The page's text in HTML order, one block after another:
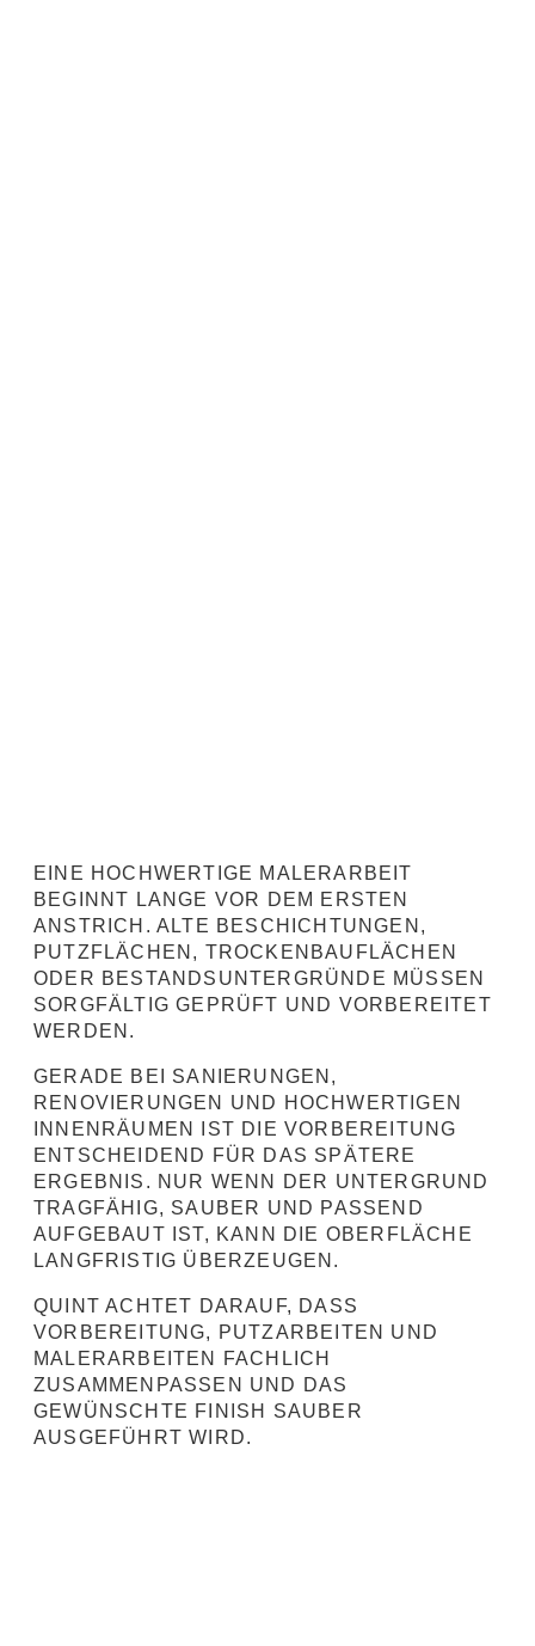
EINE HOCHWERTIGE MALERARBEIT
BEGINNT LANGE VOR DEM ERSTEN
ANSTRICH. ALTE BESCHICHTUNGEN,
PUTZFLÄCHEN, TROCKENBAUFLÄCHEN
ODER BESTANDSUNTERGRÜNDE MÜSSEN
SORGFÄLTIG GEPRÜFT UND VORBEREITET
WERDEN.
GERADE BEI SANIERUNGEN,
RENOVIERUNGEN UND HOCHWERTIGEN
INNENRÄUMEN IST DIE VORBEREITUNG
ENTSCHEIDEND FÜR DAS SPÄTERE
ERGEBNIS. NUR WENN DER UNTERGRUND
TRAGFÄHIG, SAUBER UND PASSEND
AUFGEBAUT IST, KANN DIE OBERFLÄCHE
LANGFRISTIG ÜBERZEUGEN.
QUINT ACHTET DARAUF, DASS
VORBEREITUNG, PUTZARBEITEN UND
MALERARBEITEN FACHLICH
ZUSAMMENPASSEN UND DAS
GEWÜNSCHTE FINISH SAUBER
AUSGEFÜHRT WIRD.